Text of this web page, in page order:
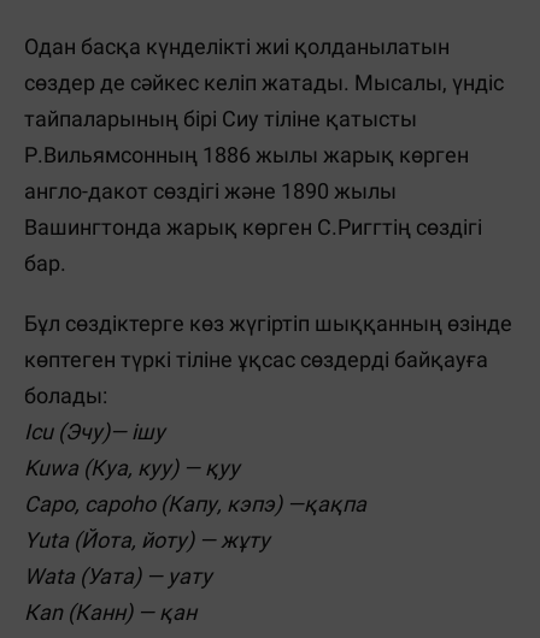
Одан басқа күнделікті жиі қолданылатын
сөздер де сәйкес келіп жатады. Мысалы, үндіс
тайпаларының бірі Сиу тіліне қатысты
Р.Вильямсонның 1886 жылы жарық көрген
англо-дакот сөздігі және 1890 жылы
Вашингтонда жарық көрген С.Риггтің сөздігі
бар.
Бұл сөздіктерге көз жүгіртіп шыққанның өзінде
көптеген түркі тіліне ұқсас сөздерді байқауға
болады:
Icu (Эчу)— ішу
Kuwa (Куа, куу) — қуу
Capo, capoho (Капу, кэпэ) —қақпа
Yuta (Йота, йоту) — жұту
Wata (Уата) — уату
Каn (Канн) — қан